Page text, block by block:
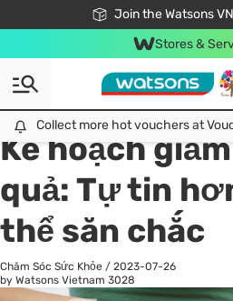
Join the Watsons
Free Shipping For
24h Fast delivery in
Stores &
Collect more hot vouchers at
All
Chăm Sóc Cá Nhân
Kế hoạch
quả: Tự tin
thể săn chắc
Chăm Sóc Sức Khỏe / 2023-07-26
by Watsons Vietnam 3028